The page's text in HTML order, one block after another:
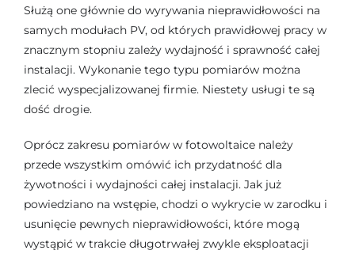
Służą one głównie do wyrywania nieprawidłowości na
samych modułach PV, od których prawidłowej pracy w
znacznym stopniu zależy wydajność i sprawność całej
instalacji. Wykonanie tego typu pomiarów można
zlecić wyspecjalizowanej firmie. Niestety usługi te są
dość drogie.
Oprócz zakresu pomiarów w fotowoltaice należy
przede wszystkim omówić ich przydatność dla
żywotności i wydajności całej instalacji. Jak już
powiedziano na wstępie, chodzi o wykrycie w zarodku i
usunięcie pewnych nieprawidłowości, które mogą
wystąpić w trakcie długotrwałej zwykle eksploatacji